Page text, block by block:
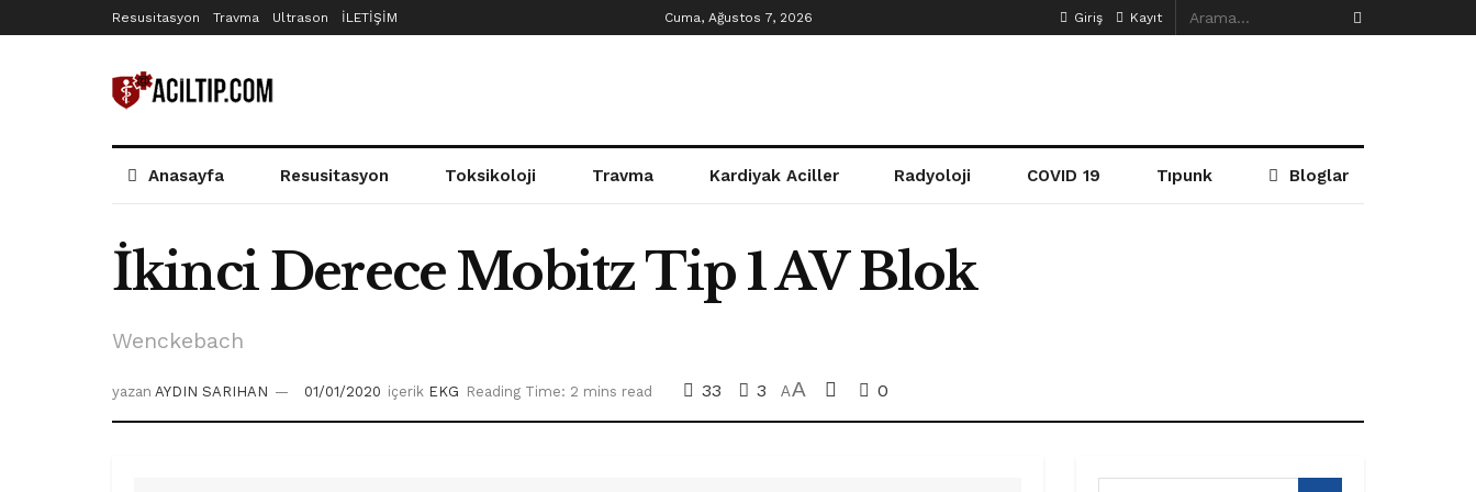
Resusitasyon Travma Ultrason İLETİŞİM Cuma, Ağustos 7, 2026 Giriş Kayıt
Anasayfa Resusitasyon Toksikoloji Travma Kardiyak Aciller Radyoloji COVID 19 Tıpunk Bloglar
İkinci Derece Mobitz Tip 1 AV Blok
Wenckebach
yazan AYDIN SARIHAN 01/01/2020 içerik EKG Reading Time: 2 mins read 33 3 AA 0